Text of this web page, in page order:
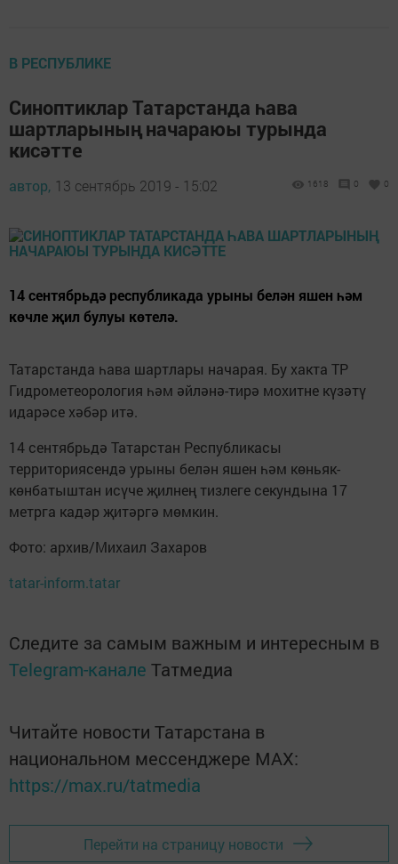
В РЕСПУБЛИКЕ
Синоптиклар Татарстанда һава
шартларының начараюы турында
кисәтте
автор, 13 сентябрь 2019 - 15:02 1618 0 0
14 сентябрьдә республикада урыны белән яшен һәм
көчле җил булуы көтелә.
Татарстанда һава шартлары начарая. Бу хакта ТР
Гидрометеорология һәм әйләнә-тирә мохитне күзәтү
идарәсе хәбәр итә.
14 сентябрьдә Татарстан Республикасы
территориясендә урыны белән яшен һәм көньяк-
көнбатыштан исүче җилнең тизлеге секундына 17
метрга кадәр җитәргә мөмкин.
Фото: архив/Михаил Захаров
tatar-inform.tatar
Следите за самым важным и интересным в
Telegram-канале Татмедиа
Читайте новости Татарстана в
национальном мессенджере MАХ:
https://max.ru/tatmedia
Перейти на страницу новости